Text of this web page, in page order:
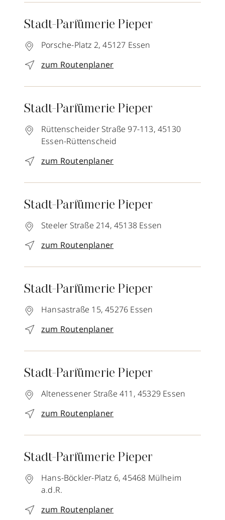
Stadt-Parfümerie Pieper
Porsche-Platz 2, 45127 Essen
zum Routenplaner
Stadt-Parfümerie Pieper
Rüttenscheider Straße 97-113, 45130
Essen-Rüttenscheid
zum Routenplaner
Stadt-Parfümerie Pieper
Steeler Straße 214, 45138 Essen
zum Routenplaner
Stadt-Parfümerie Pieper
Hansastraße 15, 45276 Essen
zum Routenplaner
Stadt-Parfümerie Pieper
Altenessener Straße 411, 45329 Essen
zum Routenplaner
Stadt-Parfümerie Pieper
Hans-Böckler-Platz 6, 45468 Mülheim
a.d.R.
zum Routenplaner